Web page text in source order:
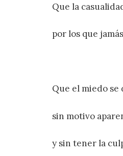
Que la
por los que
Que el miedo
sin motivo
y sin tener la